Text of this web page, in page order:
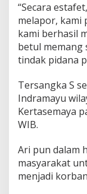
“Secara
melapor, kami
kami berhasil
betul memang
tindak pidana
Tersangka S
Indramayu
Kertasemaya
WIB.
Ari pun dalam
masyarakat
menjadi